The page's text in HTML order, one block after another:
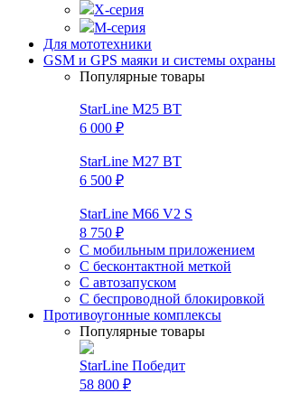
X-серия
M-серия
Для мототехники
GSM и GPS маяки и системы охраны
Популярные товары
StarLine M25 BT
6 000 ₽
StarLine M27 BT
6 500 ₽
StarLine M66 V2 S
8 750 ₽
С мобильным приложением
С бесконтактной меткой
С автозапуском
С беспроводной блокировкой
Противоугонные комплексы
Популярные товары
StarLine Победит
58 800 ₽